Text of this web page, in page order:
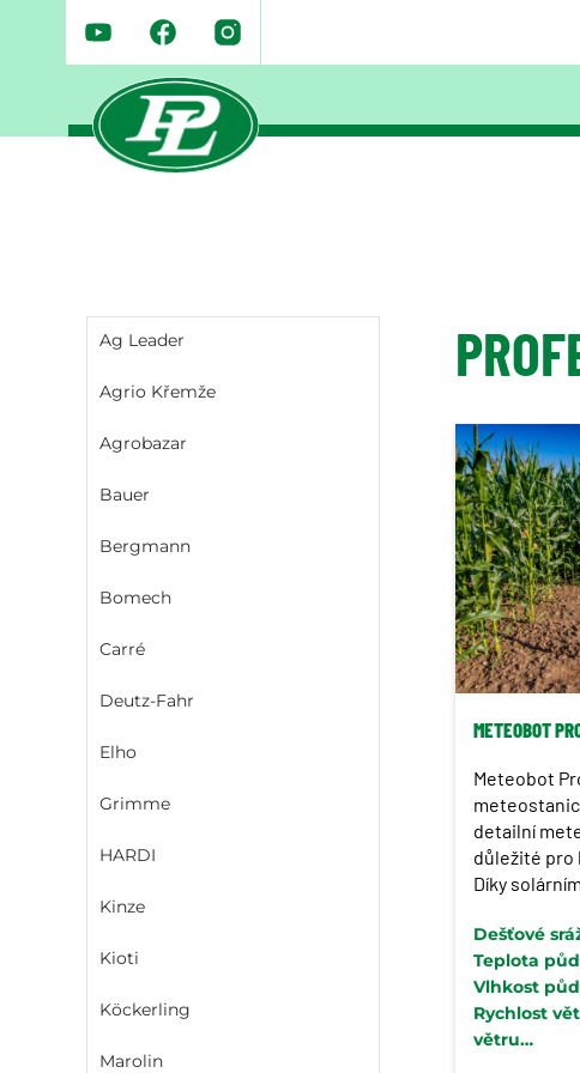
Ag Leader
Agrio Křemže
Agrobazar
Bauer
Bergmann
Bomech
Carré
Deutz-Fahr
Elho
Grimme
HARDI
Kinze
Kioti
Köckerling
Marolin
METEOBOT
Meteobot
detailní
důležité pro
Díky
automatický
Dešťové
Teplota
Vlhkost
Rychlost
větru